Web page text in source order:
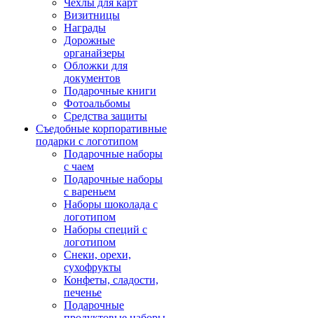
Чехлы для карт
Визитницы
Награды
Дорожные
органайзеры
Обложки для
документов
Подарочные книги
Фотоальбомы
Средства защиты
Съедобные корпоративные
подарки с логотипом
Подарочные наборы
с чаем
Подарочные наборы
с вареньем
Наборы шоколада с
логотипом
Наборы специй с
логотипом
Снеки, орехи,
сухофрукты
Конфеты, сладости,
печенье
Подарочные